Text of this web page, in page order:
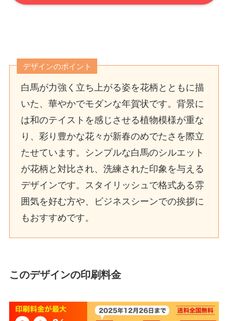
デザインのポイント
白馬が力強く立ち上がる姿を花柄とともに描
いた、華やかでモダンな年賀状です。背景に
は和のテイストを感じさせる植物模様が重な
り、彩り豊かな花々が新春のめでたさを際立
たせています。シンプルな白馬のシルエット
が花柄と対比され、洗練された印象を与える
デザインです。スタイリッシュで格式ある雰
囲気を好む方や、ビジネスシーンでの挨拶に
もおすすめです。
このデザインの印刷料金